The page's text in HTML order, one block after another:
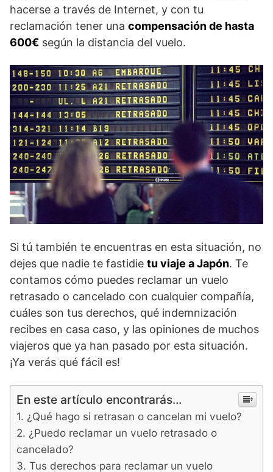
hacerse a través de Internet, y con tu
reclamación tener una compensación de hasta
600€ según la distancia del vuelo.
Si tú también te encuentras en esta situación, no
dejes que nadie te fastidie tu viaje a Japón. Te
contamos cómo puedes reclamar un vuelo
retrasado o cancelado con cualquier compañía,
cuáles son tus derechos, qué indemnización
recibes en casa caso, y las opiniones de muchos
viajeros que ya han pasado por esta situación.
¡Ya verás qué fácil es!
En este artículo encontrarás...
¿Qué hago si retrasan o cancelan mi vuelo?
¿Puedo reclamar un vuelo retrasado o
cancelado?
Tus derechos para reclamar un vuelo